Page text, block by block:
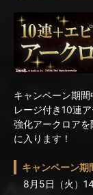
キャンペーン期
レージ付き10連
強化アークロア
に入ります！
キャンペーン期
8月5日（火）